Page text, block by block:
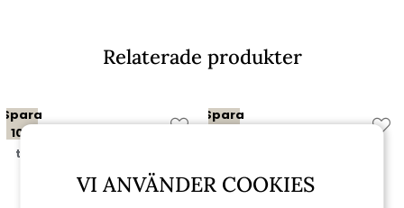
Relaterade produkter
Spara
10%
till 16/8
Spara
VI ANVÄNDER COOKIES